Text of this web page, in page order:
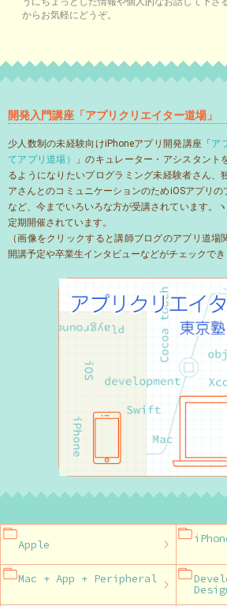
からお気軽にどうぞ。
開発入門講座「アプリクリエイター道場」
少人数制の未経験向けiPhoneアプリ開発講座「 ア
てアプリ道場）
」のキュレーター・アシスタント
るようになりたいプログラミング未経験者さん、
アさんとのコミュニケーションのためiOSアプリ
など、今までいろいろな方が受講されています。
定期開催されています。
（画像をクリックすると講師ブログのアプリ道
開講予定や卒業生インタビューなどがチェックでき
Apple
Mac + App + Peripheral